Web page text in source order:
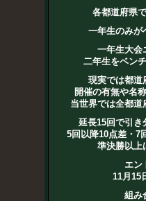
各都道府県
一年生のみが
一年生大会
二年生をベン
現実では都道
開催の有無や名
当世界では全都道
延長15回で引き
5回以降10点差・7
準決勝以上
エン
11月15
組み